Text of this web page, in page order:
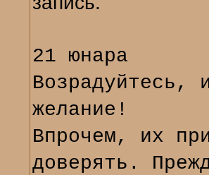
21 юнара
Возрадуйтесь,
желание!
Впрочем, их
доверять.